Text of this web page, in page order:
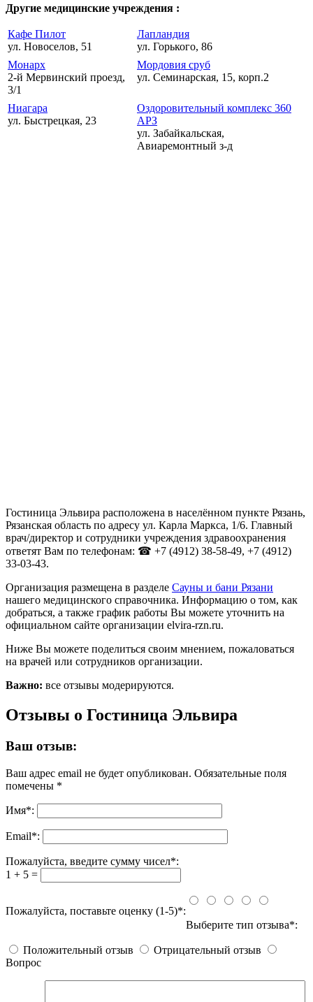
Другие медицинские учреждения :
Кафе Пилот
ул. Новоселов, 51
Лапландия
ул. Горького, 86
Монарх
2-й Мервинский проезд,
3/1
Мордовия сруб
ул. Семинарская, 15, корп.2
Ниагара
ул. Быстрецкая, 23
Оздоровительный комплекс 360
АРЗ
ул. Забайкальская,
Авиаремонтный з-д
Гостиница Эльвира расположена в населённом пункте Рязань,
Рязанская область по адресу ул. Карла Маркса, 1/6. Главный
врач/директор и сотрудники учреждения здравоохранения
ответят Вам по телефонам: ☎ +7 (4912) 38-58-49, +7 (4912)
33-03-43.
Организация размещена в разделе Сауны и бани Рязани
нашего медицинского справочника. Информацию о том, как
добраться, а также график работы Вы можете уточнить на
официальном сайте организации elvira-rzn.ru.
Ниже Вы можете поделиться своим мнением, пожаловаться
на врачей или сотрудников организации.
Важно: все отзывы модерируются.
Отзывы о Гостиница Эльвира
Ваш отзыв:
Ваш адрес email не будет опубликован. Обязательные поля
помечены *
Имя*:
Email*:
Пожалуйста, введите сумму чисел*:
1 + 5 =
Пожалуйста, поставьте оценку (1-5)*:
Выберите тип отзыва*:
Положительный отзыв
Отрицательный отзыв
Вопрос